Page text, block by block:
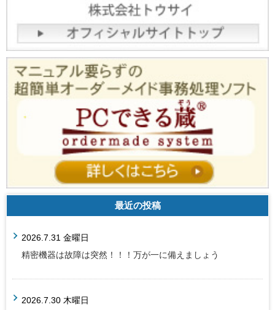
最近の投稿
2026.7.31 金曜日
精密機器は故障は突然！！！万が一に備えましょう
2026.7.30 木曜日